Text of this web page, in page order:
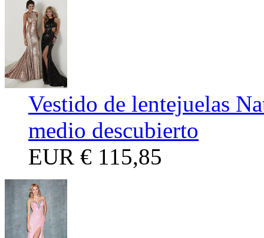
Vestido de lentejuelas
medio descubierto
EUR € 115,85